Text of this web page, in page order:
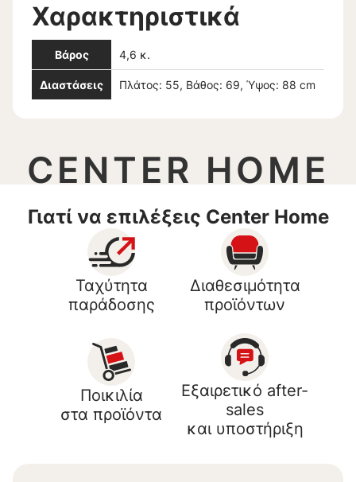
Χαρακτηριστικά
Βάρος 4,6 κ.
Διαστάσεις Πλάτος: 55, Βάθος: 69, Ύψος: 88 cm
CENTER HOME
Γιατί να επιλέξεις Center Home
Ταχύτητα
παράδοσης
Διαθεσιμότητα
προϊόντων
Ποικιλία
στα προϊόντα
Εξαιρετικό after-
sales
και υποστήριξη